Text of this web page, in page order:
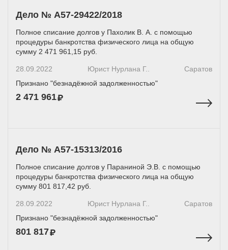
Дело № А57-29422/2018
Полное списание долгов у Пахолик В. А. с помощью
процедуры банкротства физического лица на общую
сумму 2 471 961,15 руб.
28.09.2022 Юрист Нурлана Г..
Саратов
Признано "безнадёжной задолженностью"
2 471 961
Дело № A57-15313/2016
Полное списание долгов у Параниной Э.В. с помощью
процедуры банкротства физического лица на общую
сумму 801 817,42 руб.
28.09.2022 Юрист Нурлана Г..
Саратов
Признано "безнадёжной задолженностью"
801 817